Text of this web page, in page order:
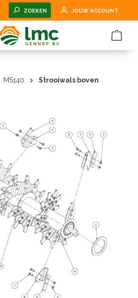
ZOEKEN JOUW ACCOUNT
MS140 Strooiwals boven